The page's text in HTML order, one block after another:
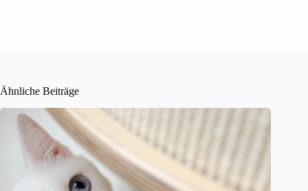
Ähnliche Beiträge